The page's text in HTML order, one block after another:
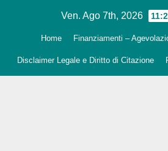
Ven. Ago 7th, 2026
Home Finanziamenti –
Disclaimer Legale e Diritto di Citazione